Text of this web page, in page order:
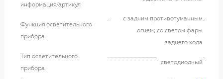
информация/артикул
Функция осветительного
прибора
с задним противотуманным
огнем; со светом фары
заднего хода
Тип осветительного
прибора
светодиодный